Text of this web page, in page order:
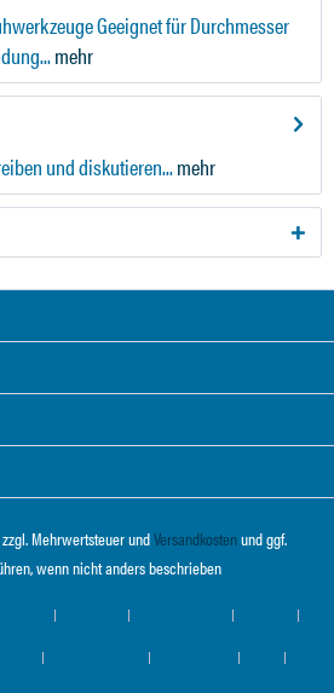
Geeignet für Durchmesser
mehr
und diskutieren...mehr
Mehrwertsteuer undVersandkostenund ggf.
wenn nicht anders beschrieben